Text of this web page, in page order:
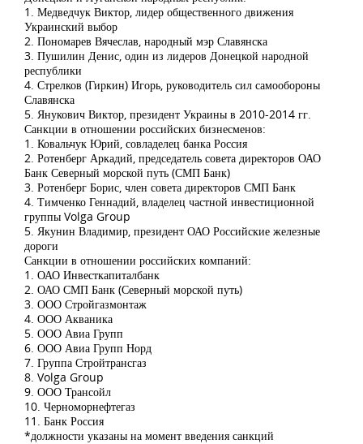
1. Медведчук Виктор, лидер общественного движения
Украинский выбор
2. Пономарев Вячеслав, народный мэр Славянска
3. Пушилин Денис, один из лидеров Донецкой народной
республики
4. Стрелков (Гиркин) Игорь, руководитель сил самообороны
Славянска
5. Янукович Виктор, президент Украины в 2010-2014 гг.
Санкции в отношении российских бизнесменов:
1. Ковальчук Юрий, совладелец банка Россия
2. Ротенберг Аркадий, председатель совета директоров ОАО
Банк Северный морской путь (СМП Банк)
3. Ротенберг Борис, член совета директоров СМП Банк
4. Тимченко Геннадий, владелец частной инвестиционной
группы Volga Group
5. Якунин Владимир, президент ОАО Российские железные
дороги
Санкции в отношении российских компаний:
1. ОАО Инвесткапиталбанк
2. ОАО СМП Банк (Северный морской путь)
3. ООО Стройгазмонтаж
4. ООО Акваника
5. ООО Авиа Групп
6. ООО Авиа Групп Норд
7. Группа Стройтрансгаз
8. Volga Group
9. ООО Трансойл
10. Черноморнефтегаз
11. Банк Россия
*должности указаны на момент введения санкций